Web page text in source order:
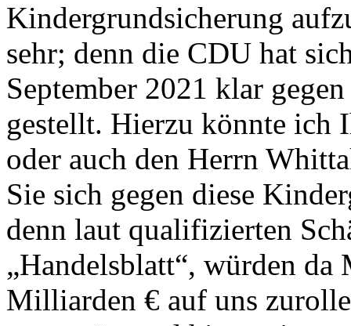
Kindergrundsicherung
sehr; denn die CDU hat
September 2021 klar
gestellt. Hierzu könnte ich
oder auch den Herrn
Sie sich gegen diese
denn laut qualifizierten
„Handelsblatt“, würden
Milliarden € auf uns